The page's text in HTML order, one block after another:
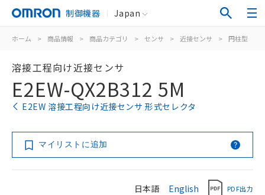
制御機器 Japan
ホーム > 商品情報 > 商品カテゴリ > センサ > 近接センサ > 円柱型
溶接工程向け近接センサ
E2EW-QX2B312 5M
E2EW 溶接工程向け近接センサ 形式セレクタ
マイリストに追加
日本語 English PDF出力